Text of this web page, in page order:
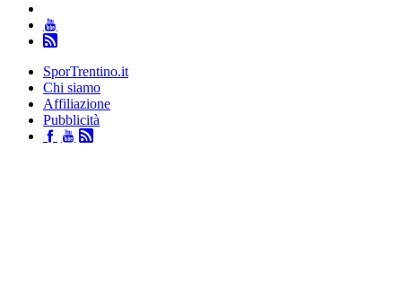
SporTrentino.it
Chi siamo
Affiliazione
Pubblicità